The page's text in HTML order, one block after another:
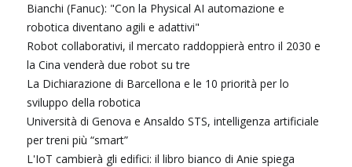
Bianchi (Fanuc): "Con la Physical AI automazione e
robotica diventano agili e adattivi"
Robot collaborativi, il mercato raddoppierà entro il 2030 e
la Cina venderà due robot su tre
La Dichiarazione di Barcellona e le 10 priorità per lo
sviluppo della robotica
Università di Genova e Ansaldo STS, intelligenza artificiale
per treni più “smart”
L'IoT cambierà gli edifici: il libro bianco di Anie spiega